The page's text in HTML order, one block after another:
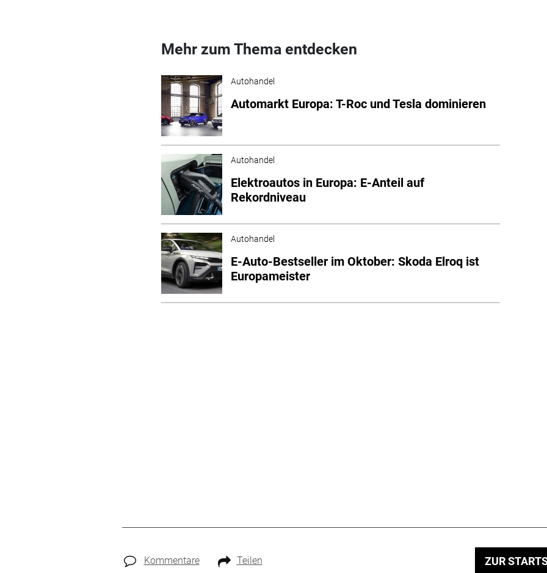
Mehr zum Thema entdecken
Autohandel
Automarkt Europa: T-Roc und Tesla dominieren
Autohandel
Elektroautos in Europa: E-Anteil auf
Rekordniveau
Autohandel
E-Auto-Bestseller im Oktober: Skoda Elroq ist
Europameister
Kommentare Teilen ZUR